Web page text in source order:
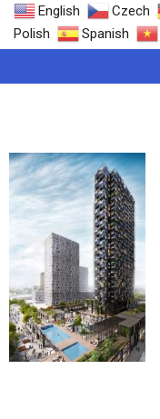
English Czech
Polish
Spanish